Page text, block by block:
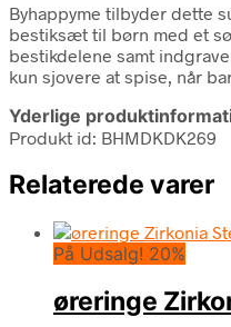
Byhappyme tilbyder dette
bestiksæt til børn med et
bestikdelene samt
kun sjovere at spise, når
Yderlige
Produkt id: BHMDKDK269
Relaterede varer
På Udsalg! 20%
øreringe